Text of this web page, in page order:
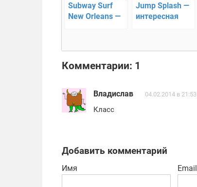
Subway Surf
New Orleans —
раннер.
Jump Splash —
интересная
Комментарии: 1
Владислав 04.02.2014 в 21:53
Класс
Добавить комментарий
Имя Email